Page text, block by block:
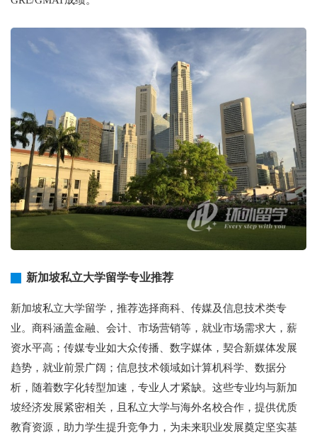
新加坡私立大学留学专业推荐
新加坡私立大学留学，推荐选择商科、传媒及信息技术类专
业。商科涵盖金融、会计、市场营销等，就业市场需求大，薪
资水平高；传媒专业如大众传播、数字媒体，契合新媒体发展
趋势，就业前景广阔；信息技术领域如计算机科学、数据分
析，随着数字化转型加速，专业人才紧缺。这些专业均与新加
坡经济发展紧密相关，且私立大学与海外名校合作，提供优质
教育资源，助力学生提升竞争力，为未来职业发展奠定坚实基